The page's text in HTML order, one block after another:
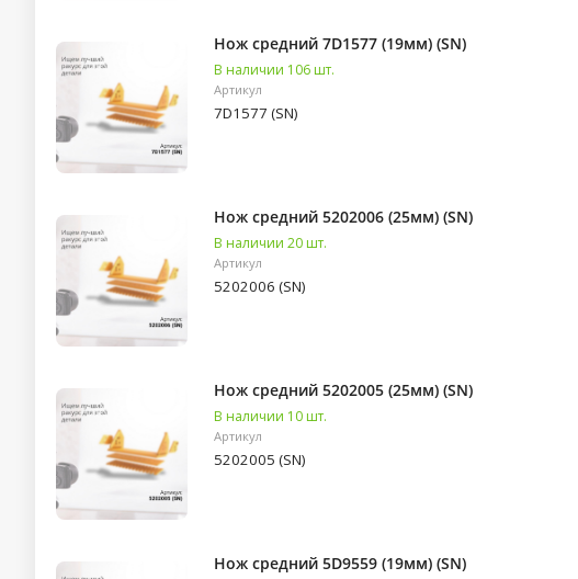
Нож средний 7D1577 (19мм) (SN)
В наличии 106 шт.
Артикул
7D1577 (SN)
Нож средний 5202006 (25мм) (SN)
В наличии 20 шт.
Артикул
5202006 (SN)
Нож средний 5202005 (25мм) (SN)
В наличии 10 шт.
Артикул
5202005 (SN)
Нож средний 5D9559 (19мм) (SN)